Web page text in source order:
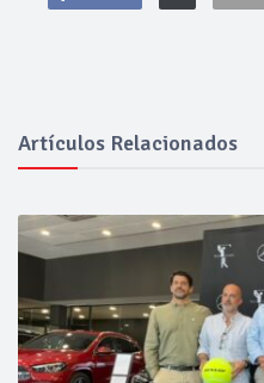
Artículos Relacionados